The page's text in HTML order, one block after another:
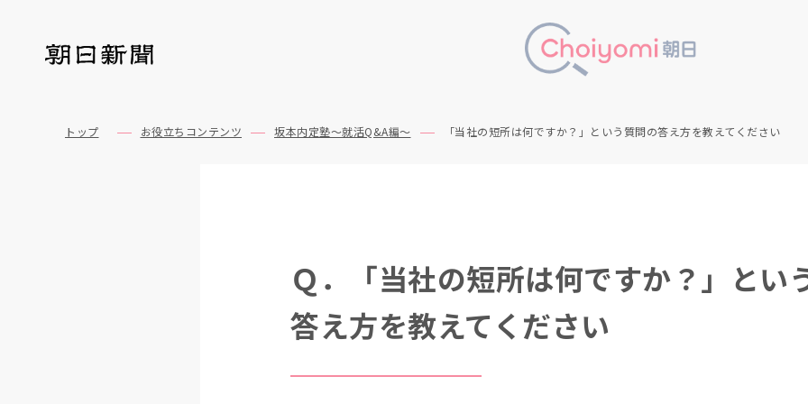
トップ お役立ちコンテンツ 坂本内定塾～就活Q&A編～ 「当社の短所は何ですか？」という質問の答え方を教えてください
Ｑ．「当社の短所は何ですか？」とい
答え方を教えてください